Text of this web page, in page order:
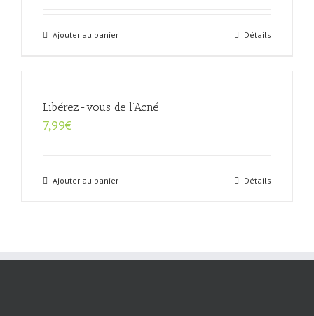
Ajouter au panier Détails
Libérez-vous de l’Acné
7,99€
Ajouter au panier Détails